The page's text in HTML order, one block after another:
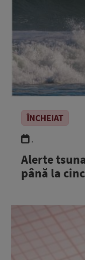
ÎNCHEIAT
.
Alerte
până la